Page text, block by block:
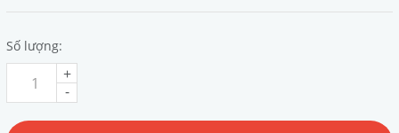
Số lượng:
-
+